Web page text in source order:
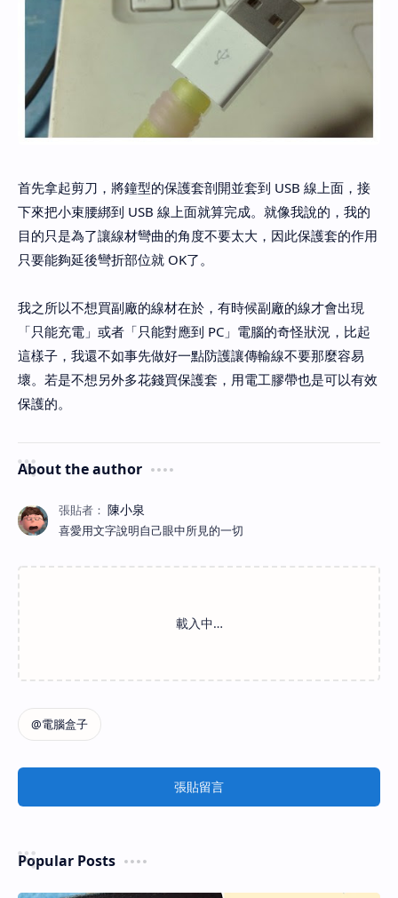
首先拿起剪刀，將鐘型的保護套剖開並套到 USB 線上面，接
下來把小束腰綁到 USB 線上面就算完成。就像我說的，我的
目的只是為了讓線材彎曲的角度不要太大，因此保護套的作用
只要能夠延後彎折部位就 OK了。
我之所以不想買副廠的線材在於，有時候副廠的線才會出現
「只能充電」或者「只能對應到 PC」電腦的奇怪狀況，比起
這樣子，我還不如事先做好一點防護讓傳輸線不要那麼容易
壞。若是不想另外多花錢買保護套，用電工膠帶也是可以有效
保護的。
About the author
喜愛用文字說明自己眼中所見的一切
張貼留言
Popular Posts